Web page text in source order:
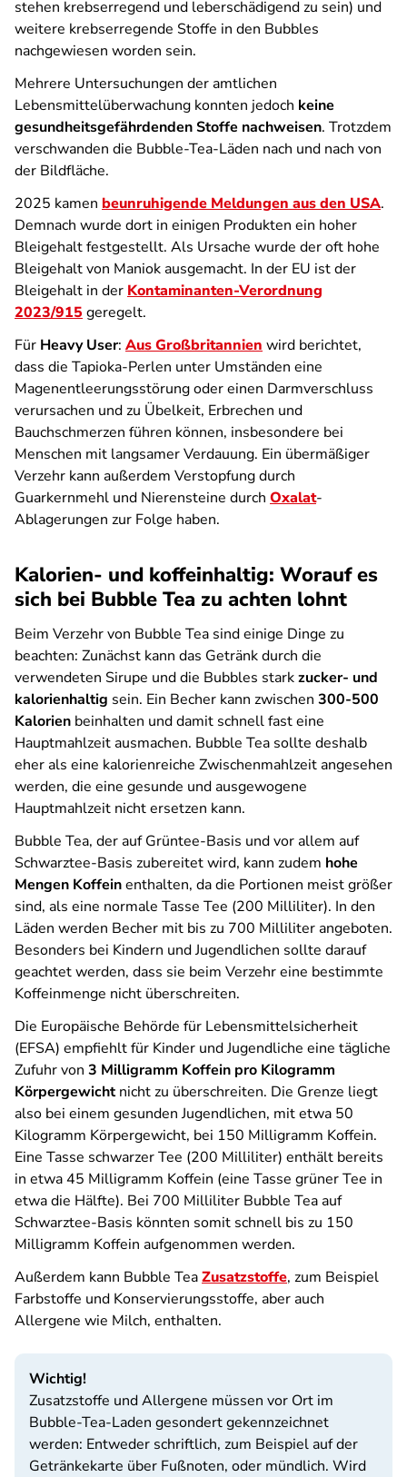
stehen krebserregend und leberschädigend zu sein) und
weitere krebserregende Stoffe in den Bubbles
nachgewiesen worden sein.
Mehrere Untersuchungen der amtlichen
Lebensmittelüberwachung konnten jedoch keine
gesundheitsgefährdenden Stoffe nachweisen. Trotzdem
verschwanden die Bubble-Tea-Läden nach und nach von
der Bildfläche.
2025 kamen beunruhigende Meldungen aus den USA.
Demnach wurde dort in einigen Produkten ein hoher
Bleigehalt festgestellt. Als Ursache wurde der oft hohe
Bleigehalt von Maniok ausgemacht. In der EU ist der
Bleigehalt in der Kontaminanten-Verordnung
2023/915 geregelt.
Für Heavy User: Aus Großbritannien wird berichtet,
dass die Tapioka-Perlen unter Umständen eine
Magenentleerungsstörung oder einen Darmverschluss
verursachen und zu Übelkeit, Erbrechen und
Bauchschmerzen führen können, insbesondere bei
Menschen mit langsamer Verdauung. Ein übermäßiger
Verzehr kann außerdem Verstopfung durch
Guarkernmehl und Nierensteine durch Oxalat-
Ablagerungen zur Folge haben.
Kalorien- und koffeinhaltig: Worauf es
sich bei Bubble Tea zu achten lohnt
Beim Verzehr von Bubble Tea sind einige Dinge zu
beachten: Zunächst kann das Getränk durch die
verwendeten Sirupe und die Bubbles starkzucker- und
kalorienhaltig sein. Ein Becher kann zwischen 300-500
Kalorien beinhalten und damit schnell fast eine
Hauptmahlzeit ausmachen. Bubble Tea sollte deshalb
eher als eine kalorienreiche Zwischenmahlzeit angesehen
werden, die eine gesunde und ausgewogene
Hauptmahlzeit nicht ersetzen kann.
Bubble Tea, der auf Grüntee-Basis und vor allem auf
Schwarztee-Basis zubereitet wird, kann zudem hohe
Mengen Koffeinenthalten, da die Portionen meist größer
sind, als eine normale Tasse Tee (200 Milliliter). In den
Läden werden Becher mit bis zu 700 Milliliter angeboten.
Besonders bei Kindern und Jugendlichen sollte darauf
geachtet werden, dass sie beim Verzehr eine bestimmte
Koffeinmenge nicht überschreiten.
Die Europäische Behörde für Lebensmittelsicherheit
(EFSA) empfiehlt für Kinder und Jugendliche eine tägliche
Zufuhr von 3 Milligramm Koffein pro Kilogramm
Körpergewichtnicht zu überschreiten. Die Grenze liegt
also bei einem gesunden Jugendlichen, mit etwa 50
Kilogramm Körpergewicht, bei 150 Milligramm Koffein.
Eine Tasse schwarzer Tee (200 Milliliter) enthält bereits
in etwa 45 Milligramm Koffein (eine Tasse grüner Tee in
etwa die Hälfte). Bei 700 Milliliter Bubble Tea auf
Schwarztee-Basis könnten somit schnell bis zu 150
Milligramm Koffein aufgenommen werden.
Außerdem kann Bubble TeaZusatzstoffe, zum Beispiel
Farbstoffe und Konservierungsstoffe, aber auch
Allergene wie Milch, enthalten.
Wichtig!
Zusatzstoffe und Allergene müssen vor Ort im
Bubble-Tea-Laden gesondert gekennzeichnet
werden: Entweder schriftlich, zum Beispiel auf der
Getränkekarte über Fußnoten, oder mündlich. Wird